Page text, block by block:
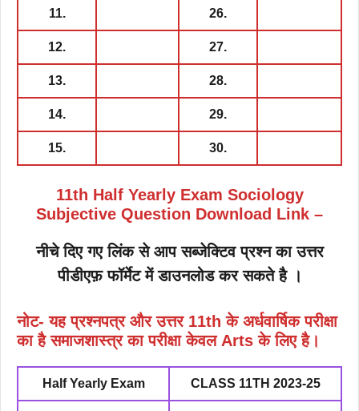
11. 26.
12. 27.
13. 28.
14. 29.
15. 30.
11th Half Yearly Exam Sociology
Subjective Question Download Link –
नीचे दिए गए लिंक से आप सब्जेक्टिव प्रश्न का उत्तर
पीडीएफ़ फॉर्मेट में डाउनलोड कर सकते है ।
नोट- यह प्रश्नपत्र और उत्तर 11th के अर्धवार्षिक परीक्षा
का है समाजशास्त्र का परीक्षा केवल Arts के लिए है।
Half Yearly Exam CLASS 11TH 2023-25